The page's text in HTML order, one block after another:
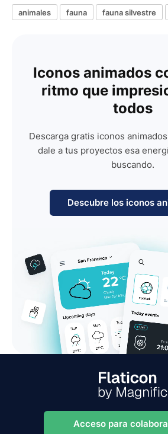
animales fauna fauna silvestre
Iconos animados
ritmo que
todos
Descarga gratis iconos
dale a tus proyectos esa
buscando.
Descubre los iconos
Acceso para